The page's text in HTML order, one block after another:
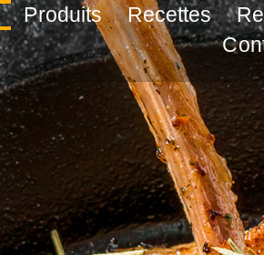
Produits Recettes